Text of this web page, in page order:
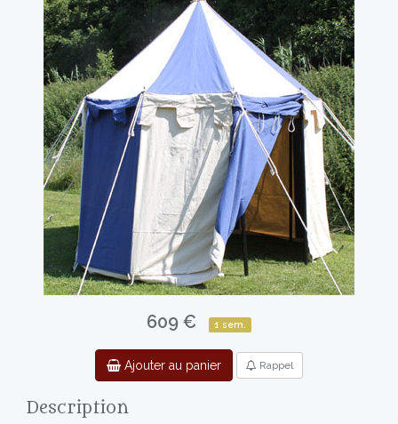
609 € 1 sem.
Ajouter au panier Rappel
Description